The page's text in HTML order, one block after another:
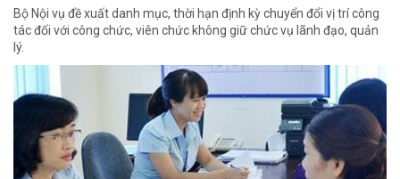
Bộ Nội vụ đề xuất danh mục, thời hạn định kỳ chuyển đổi vị trí công
tác đối với công chức, viên chức không giữ chức vụ lãnh đạo, quản
lý.